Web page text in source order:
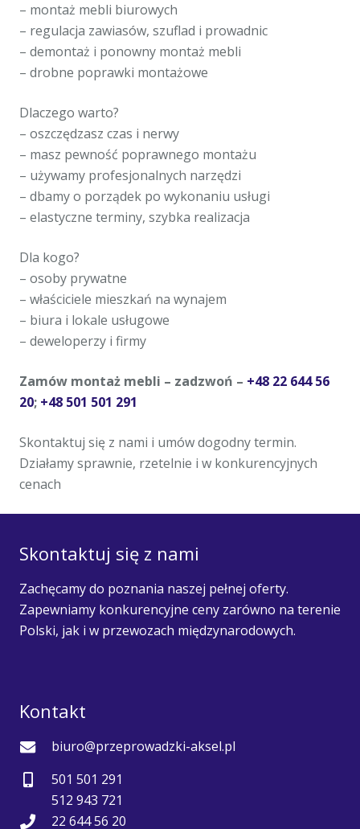
– montaż mebli biurowych
– regulacja zawiasów, szuflad i prowadnic
– demontaż i ponowny montaż mebli
– drobne poprawki montażowe
Dlaczego warto?
– oszczędzasz czas i nerwy
– masz pewność poprawnego montażu
– używamy profesjonalnych narzędzi
– dbamy o porządek po wykonaniu usługi
– elastyczne terminy, szybka realizacja
Dla kogo?
– osoby prywatne
– właściciele mieszkań na wynajem
– biura i lokale usługowe
– deweloperzy i firmy
Zamów montaż mebli – zadzwoń – +48 22 644 56
20; +48 501 501 291
Skontaktuj się z nami i umów dogodny termin.
Działamy sprawnie, rzetelnie i w konkurencyjnych
cenach
Skontaktuj się z nami
Zachęcamy do poznania naszej pełnej oferty.
Zapewniamy konkurencyjne ceny zarówno na terenie
Polski, jak i w przewozach międzynarodowych.
Kontakt
biuro@przeprowadzki-aksel.pl
501 501 291
512 943 721
22 644 56 20